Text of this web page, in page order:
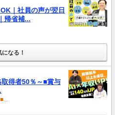
｜社員の声が翌日
帰省補...
になる！
取得者50％～■賞与